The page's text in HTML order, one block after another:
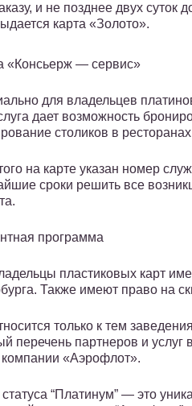
и не позднее двух суток
карта «Золото».
«Консьерж — сервис»
для владельцев
дает возможность
столиков в
на карте указан номер
сроки решить все
программа
пластиковых карт
Также имеют право на
только к тем
перечень партнеров и
компании «Аэрофлот».
статуса “Платинум” — это